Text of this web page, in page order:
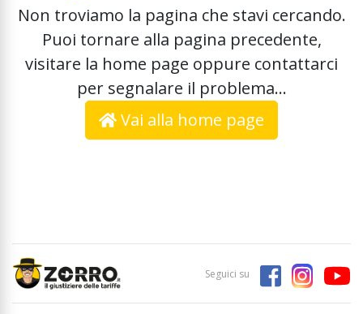
Non troviamo la pagina che stavi cercando.
Puoi tornare alla pagina precedente,
visitare la home page oppure contattarci
per segnalare il problema...
Vai alla home page
Seguici su